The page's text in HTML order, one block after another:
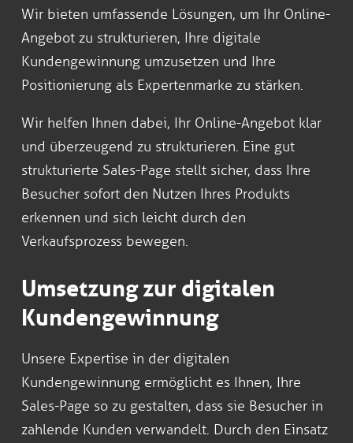
Wir bieten umfassende Lösungen, um Ihr Online-
Angebot zu strukturieren, Ihre digitale
Kundengewinnung umzusetzen und Ihre
Positionierung als Expertenmarke zu stärken.
Wir helfen Ihnen dabei, Ihr Online-Angebot klar
und überzeugend zu strukturieren. Eine gut
strukturierte Sales-Page stellt sicher, dass Ihre
Besucher sofort den Nutzen Ihres Produkts
erkennen und sich leicht durch den
Verkaufsprozess bewegen.
Umsetzung zur digitalen
Kundengewinnung
Unsere Expertise in der digitalen
Kundengewinnung ermöglicht es Ihnen, Ihre
Sales-Page so zu gestalten, dass sie Besucher in
zahlende Kunden verwandelt. Durch den Einsatz